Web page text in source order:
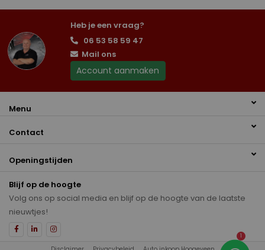
Heb je een vraag?
06 53 58 59 47
Mail ons
Account aanmaken
Menu
Contact
Openingstijden
Blijf op de hoogte
Volg ons op social media en blijf op de hoogte van de laatste
nieuwtjes!
1